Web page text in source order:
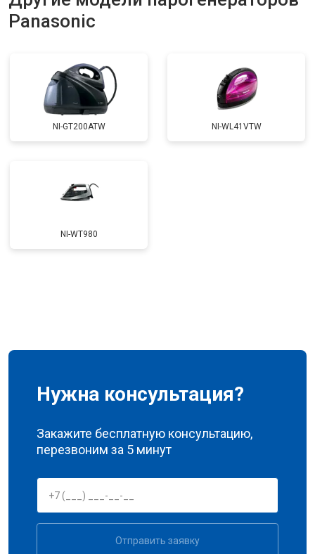
Panasonic
NI-GT200ATW NI-WL41VTW
NI-WT980
Нужна консультация?
Закажите бесплатную консультацию,
перезвоним за 5 минут
Отправить заявку